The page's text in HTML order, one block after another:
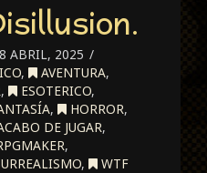
ABRIL, 2025
, AVENTURA,
, ESOTERICO,
, HORROR,
DE JUGAR,
,
, WTF